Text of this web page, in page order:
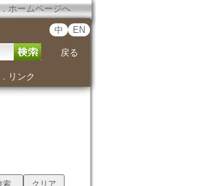
． ホームページへ
中 EN
戻る
． リンク